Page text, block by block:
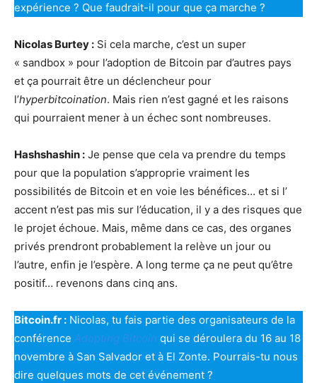
expérience ? Que faudrait-il pour que ça marche ?
Nicolas Burtey : Si cela marche, c’est un super
« sandbox » pour l’adoption de Bitcoin par d’autres pays
et ça pourrait être un déclencheur pour
l’hyperbitcoination. Mais rien n’est gagné et les raisons
qui pourraient mener à un échec sont nombreuses.
Hashshashin : Je pense que cela va prendre du temps
pour que la population s’approprie vraiment les
possibilités de Bitcoin et en voie les bénéfices… et si l’
accent n’est pas mis sur l’éducation, il y a des risques que
le projet échoue. Mais, même dans ce cas, des organes
privés prendront probablement la relève un jour ou
l’autre, enfin je l’espère. A long terme ça ne peut qu’être
positif… revenons dans cinq ans.
Bitcoin.fr : Nicolas, tu fais partie des organisateurs de la
conférence Adopting Bitcoin qui se déroulera du 16 au 18
novembre à San Salvador et à El Zonte. Pourrais-tu nous
dire quelques mots de cet événement ?